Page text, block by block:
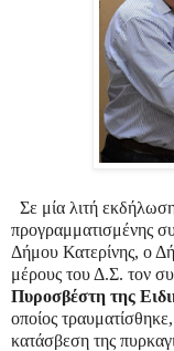
Σε μία λιτή
προγραμματισμένης
Δήμου Κατερίνης, ο
μέρους του Δ.Σ. τον
Πυροσβέστη της
οποίος
κατάσβεση της